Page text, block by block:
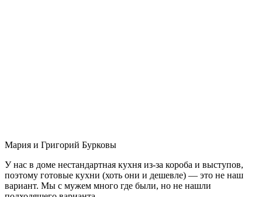
Мария и Григорий Бурковы
У нас в доме нестандартная кухня из-за короба и выступов,
поэтому готовые кухни (хоть они и дешевле) — это не наш
вариант. Мы с мужем много где были, но не нашли